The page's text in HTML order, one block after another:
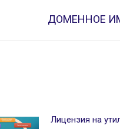
ДОМЕННОЕ
Лицензия на